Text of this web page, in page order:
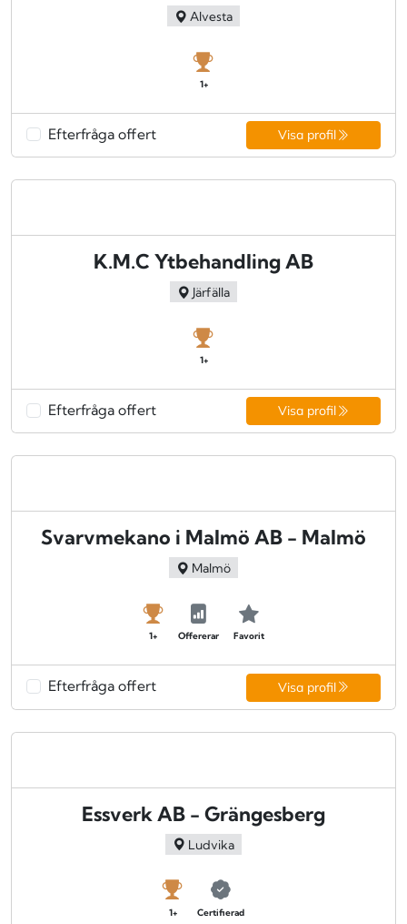
Alvesta
1+
Efterfråga offert Visa profil
K.M.C Ytbehandling AB
Järfälla
1+
Efterfråga offert Visa profil
Svarvmekano i Malmö AB - Malmö
Malmö
1+ Offererar Favorit
Efterfråga offert Visa profil
Essverk AB - Grängesberg
Ludvika
1+ Certifierad